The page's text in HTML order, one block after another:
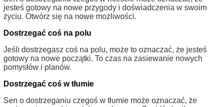
jesteś gotowy na nowe przygody i doświadczenia w swoim
życiu. Otwórz się na nowe możliwości.
Dostrzegać coś na polu
Jeśli dostrzegasz coś na polu, może to oznaczać, że jesteś
gotowy na nowe początki. To czas na zasiewanie nowych
pomysłów i planów.
Dostrzegać coś w tłumie
Sen o dostrzeganiu czegoś w tłumie może oznaczać, że